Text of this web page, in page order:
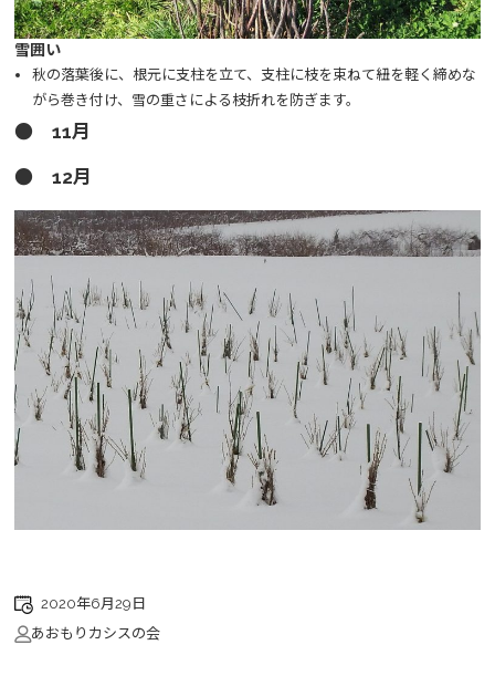
雪囲い
秋の落葉後に、根元に支柱を立て、支柱に枝を束ねて紐を軽く締めな
がら巻き付け、雪の重さによる枝折れを防ぎます。
● 11月
● 12月
2020年6月29日
あおもりカシスの会